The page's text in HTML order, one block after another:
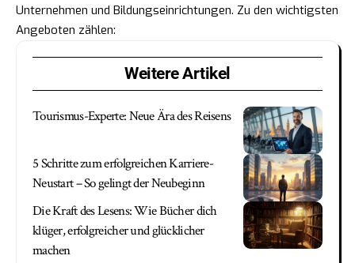
Unternehmen und Bildungseinrichtungen. Zu den wichtigsten
Angeboten zählen:
Weitere Artikel
Tourismus-Experte: Neue Ära des Reisens
5 Schritte zum erfolgreichen Karriere-
Neustart – So gelingt der Neubeginn
Die Kraft des Lesens: Wie Bücher dich
klüger, erfolgreicher und glücklicher
machen